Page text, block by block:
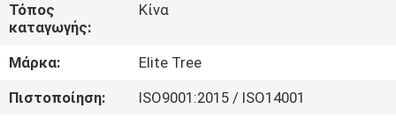
ΣΧΕΤΙΚΆ
ΜΕ
ΕΜΆΣ
Τόπος
καταγωγής:
Κίνα
Μάρκα:
Elite Tree
Πιστοποίηση:
ISO9001:2015 / ISO14001